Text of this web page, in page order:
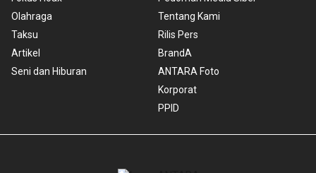
Olahraga
Taksu
Artikel
Seni dan Hiburan
Tentang Kami
Rilis Pers
BrandA
ANTARA Foto
Korporat
PPID